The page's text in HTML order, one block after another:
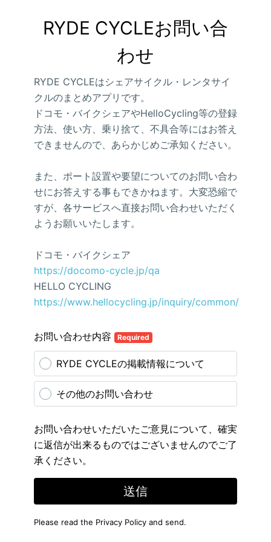
RYDE CYCLEお問い合
わせ
RYDE CYCLEはシェアサイクル・レンタサイ
クルのまとめアプリです。
ドコモ・バイクシェアやHelloCycling等の登録
方法、使い方、乗り捨て、不具合等にはお答え
できませんので、あらかじめご承知ください。
また、ポート設置や要望についてのお問い合わ
せにお答えする事もできかねます。大変恐縮で
すが、各サービスへ直接お問い合わせいただく
ようお願いいたします。
ドコモ・バイクシェア
https://docomo-cycle.jp/qa
HELLO CYCLING
https://www.hellocycling.jp/inquiry/common/
お問い合わせ内容 Required
RYDE CYCLEの掲載情報について
その他のお問い合わせ
お問い合わせいただいたご意見について、確実
に返信が出来るものではございませんのでご了
承ください。
送信
Please read the Privacy Policy and send.